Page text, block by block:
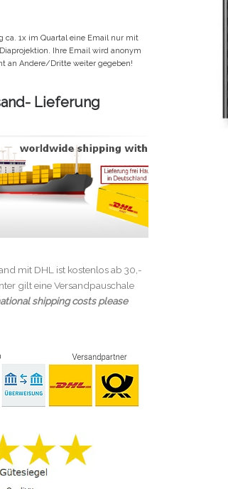
ca. 1x im Quartal eine Email nur mit
Ihre Email wird anonym
an Andere/Dritte weiter gegeben!
Lieferung
mit DHL ist kostenlos ab 30,-
gilt eine Versandpauschale
shipping costs please